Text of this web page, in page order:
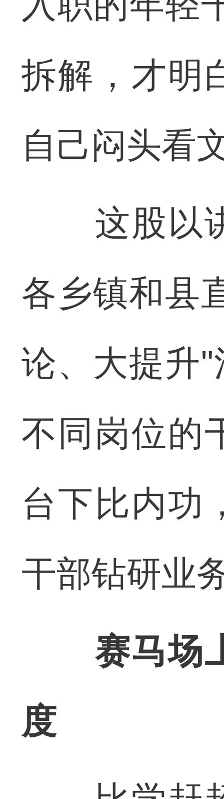
拆解，才明
自己闷头看
这股以讲
各乡镇和县
论、大提升
不同岗位的
台下比内功
干部钻研业
赛马场
度